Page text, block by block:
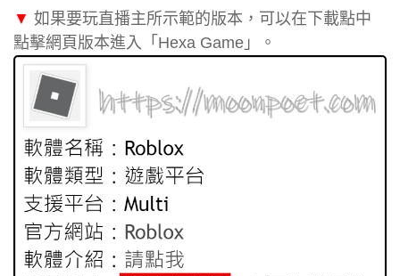
▼ 如果要玩直播主所示範的版本，可以在下載點中
點擊網頁版本進入「Hexa Game」。